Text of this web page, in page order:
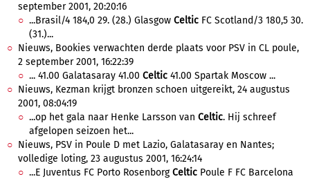
september 2001, 20:20:16
...Brasil/4 184,0 29. (28.) Glasgow Celtic FC Scotland/3 180,5 30.
(31.)...
Nieuws, Bookies verwachten derde plaats voor PSV in CL poule,
2 september 2001, 16:22:39
... 41.00 Galatasaray 41.00 Celtic 41.00 Spartak Moscow ...
Nieuws, Kezman krijgt bronzen schoen uitgereikt, 24 augustus
2001, 08:04:19
...op het gala naar Henke Larsson van Celtic. Hij schreef
afgelopen seizoen het...
Nieuws, PSV in Poule D met Lazio, Galatasaray en Nantes;
volledige loting, 23 augustus 2001, 16:24:14
...E Juventus FC Porto RosenborgCeltic Poule F FC Barcelona